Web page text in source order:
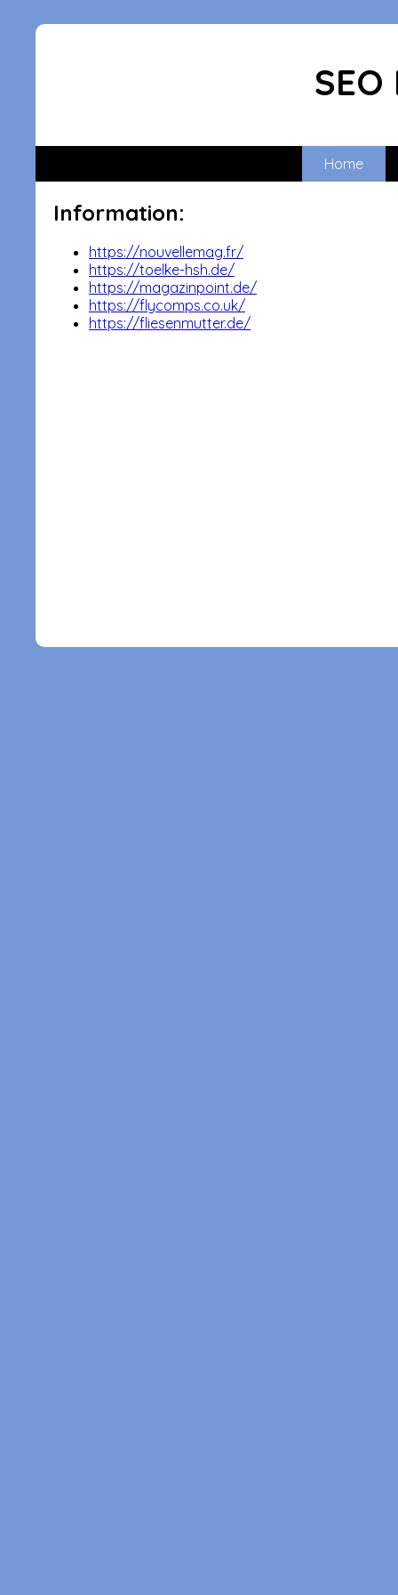
Home
Information:
https://nouvellemag.fr/
https://toelke-hsh.de/
https://magazinpoint.de/
https://flycomps.co.uk/
https://fliesenmutter.de/